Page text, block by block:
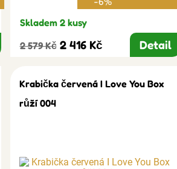
Skladem 2 kusy
2 579 Kč 2 416 Kč Detail
Krabička červená I Love You Box
růží 004